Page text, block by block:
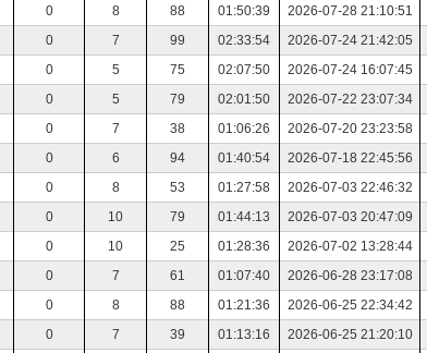
0 8 88 01:50:39 2026-07-28 21:10:51
0 7 99 02:33:54 2026-07-24 21:42:05
0 5 75 02:07:50 2026-07-24 16:07:45
0 5 79 02:01:50 2026-07-22 23:07:34
0 7 38 01:06:26 2026-07-20 23:23:58
0 6 94 01:40:54 2026-07-18 22:45:56
0 8 53 01:27:58 2026-07-03 22:46:32
0 10 79 01:44:13 2026-07-03 20:47:09
0 10 25 01:28:36 2026-07-02 13:28:44
0 7 61 01:07:40 2026-06-28 23:17:08
0 8 88 01:21:36 2026-06-25 22:34:42
0 7 39 01:13:16 2026-06-25 21:20:10